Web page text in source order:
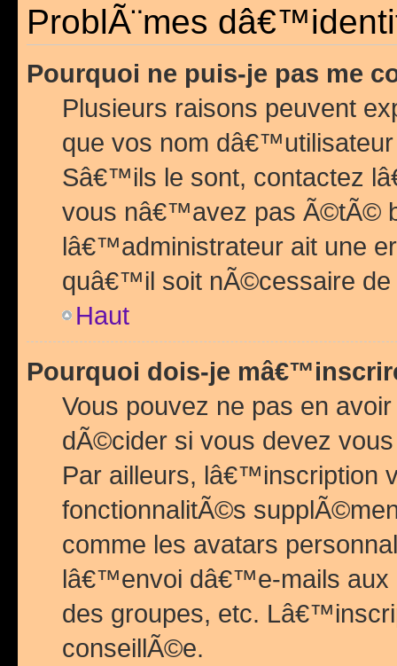
ProblÃ¨mes
Pourquoi ne puis-je pas me
Plusieurs raisons peuvent
que vos nom
Sâ€™ils le sont, contactez
vous nâ€™avez pas Ã©tÃ©
lâ€™administrateur ait une
quâ€™il soit nÃ©cessaire de
Haut
Pourquoi dois-je
Vous pouvez ne pas en
dÃ©cider si vous devez
Par ailleurs, lâ€™inscription
fonctionnalitÃ©s
comme les avatars
lâ€™envoi dâ€™e-mails
des groupes, etc.
conseillÃ©e.